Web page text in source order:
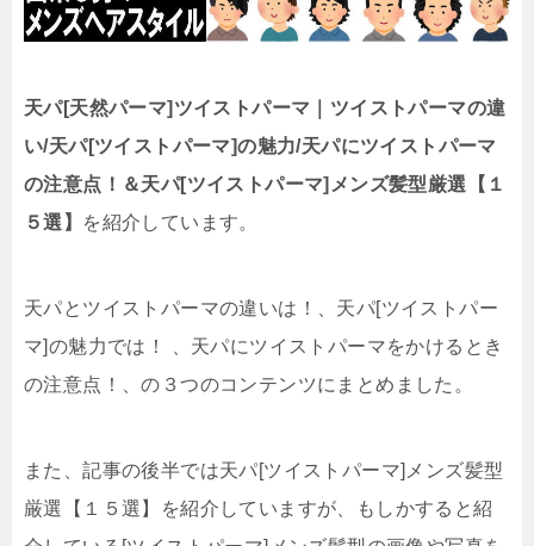
天パ[天然パーマ]ツイストパーマ｜ツイストパーマの違
い/天パ[ツイストパーマ]の魅力/天パにツイストパーマ
の注意点！＆天パ[ツイストパーマ]メンズ髪型厳選【１
５選】
を紹介しています。
天パとツイストパーマの違いは！、天パ[ツイストパー
マ]の魅力では！ 、天パにツイストパーマをかけるとき
の注意点！、の３つのコンテンツにまとめました。
また、記事の後半では天パ[ツイストパーマ]メンズ髪型
厳選【１５選】を紹介していますが、もしかすると紹